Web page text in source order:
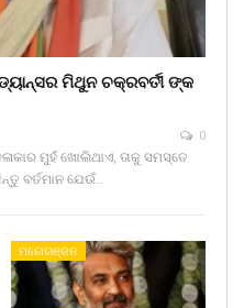
ମିଥୁନ ଚକ୍ରବର୍ତୀ ଙ୍କ
0
ମୁହଁ ଖୋଲିଥାଏ, ତାକୁ ସମସ୍ତେ
ବର୍ତମାନ ଯେଉଁ…
ମନୋରଞ୍ଜନ